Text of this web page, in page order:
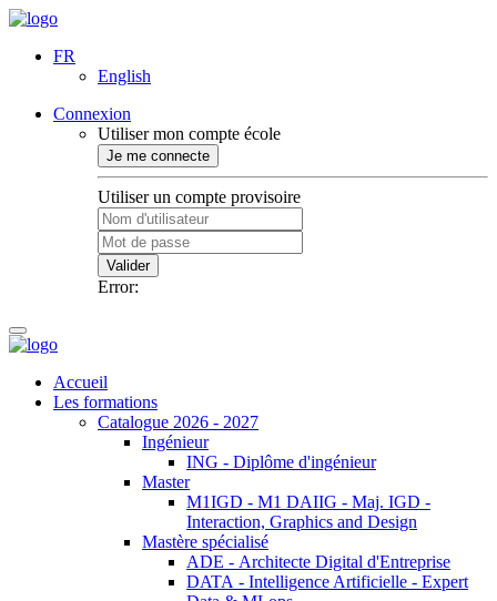
FR
English
Connexion
Utiliser mon compte école
Je me connecte
Utiliser un compte provisoire
Valider
Error:
Accueil
Les formations
Catalogue 2026 - 2027
Ingénieur
ING - Diplôme d'ingénieur
Master
M1IGD - M1 DAIIG - Maj. IGD -
Interaction, Graphics and Design
Mastère spécialisé
ADE - Architecte Digital d'Entreprise
DATA - Intelligence Artificielle - Expert